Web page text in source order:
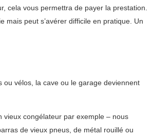
cela vous permettra de payer la prestation.
mais peut s’avérer difficile en pratique. Un
vélos, la cave ou le garage deviennent
vieux congélateur par exemple – nous
de vieux pneus, de métal rouillé ou